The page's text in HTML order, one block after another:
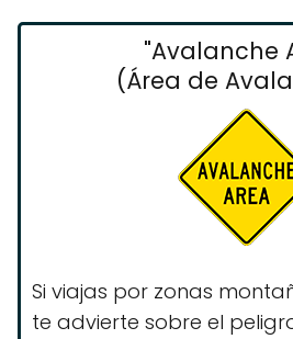
"Avalanche
(Área de
Si viajas por zonas
te advierte sobre el